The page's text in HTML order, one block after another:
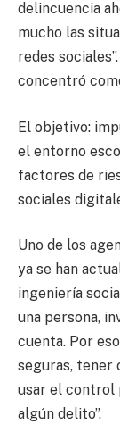
delincuencia
mucho las
redes
concentró
El objetivo:
el entorno
factores de
sociales
Uno de los
ya se han
ingeniería
una persona,
cuenta. Por
seguras, tener
usar el control
algún delito”.